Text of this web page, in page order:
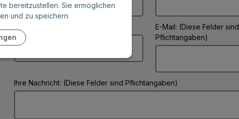
bereitzustellen. Sie ermöglichen
und zu speichern.
E-Mail: (Diese Felder sind
Pflichtangaben)
Ihre Nachricht: (Diese Felder sind Pflichtangaben)